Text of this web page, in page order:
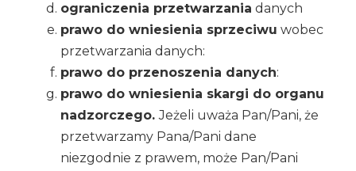
ograniczenia przetwarzania danych
prawo do wniesienia sprzeciwu wobec
przetwarzania danych:
prawo do przenoszenia danych:
prawo do wniesienia skargi do organu
nadzorczego.Jeżeli uważa Pan/Pani, że
przetwarzamy Pana/Pani dane
niezgodnie z prawem, może Pan/Pani